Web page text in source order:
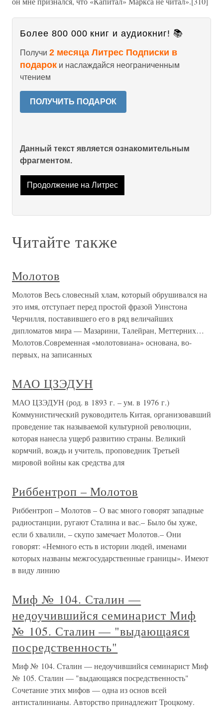
Более 800 000 книг и аудиокниг! 📚
Получи 2 месяца Литрес Подписки в
подарок и наслаждайся неограниченным
чтением
ПОЛУЧИТЬ ПОДАРОК
Данный текст является ознакомительным
фрагментом.
Продолжение на Литрес
Читайте также
Молотов
Молотов Весь словесный хлам, который обрушивался на
это имя, отступает перед простой фразой Уинстона
Черчилля, поставившего его в ряд величайших
дипломатов мира — Мазарини, Талейран, Меттерних…
Молотов.Современная «молотовиана» основана, во-
первых, на записанных
МАО ЦЗЭДУН
МАО ЦЗЭДУН (род. в 1893 г. – ум. в 1976 г.)
Коммунистический руководитель Китая, организовавший
проведение так называемой культурной революции,
которая нанесла ущерб развитию страны. Великий
кормчий, вождь и учитель, проповедник Третьей
мировой войны как средства для
Риббентроп – Молотов
Риббентроп – Молотов – О вас много говорят западные
радиостанции, ругают Сталина и вас.– Было бы хуже,
если б хвалили, – скупо замечает Молотов.– Они
говорят: «Немного есть в истории людей, именами
которых названы межгосударственные границы». Имеют
в виду линию
Миф № 104. Сталин —
недоучившийся семинарист Миф
№ 105. Сталин — "выдающаяся
посредственность"
Миф № 104. Сталин — недоучившийся семинарист Миф
№ 105. Сталин — "выдающаяся посредственность"
Сочетание этих мифов — одна из основ всей
антисталинианы. Авторство принадлежит Троцкому.